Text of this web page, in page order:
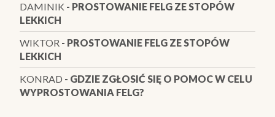
DAMINIK - PROSTOWANIE FELG ZE STOPÓW
LEKKICH
WIKTOR - PROSTOWANIE FELG ZE STOPÓW
LEKKICH
KONRAD - GDZIE ZGŁOSIĆ SIĘ O POMOC W CELU
WYPROSTOWANIA FELG?